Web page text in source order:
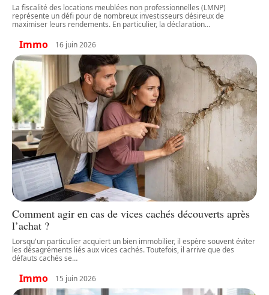
La fiscalité des locations meublées non professionnelles (LMNP)
représente un défi pour de nombreux investisseurs désireux de
maximiser leurs rendements. En particulier, la déclaration…
Immo 16 juin 2026
Comment agir en cas de vices cachés découverts après
l’achat ?
Lorsqu'un particulier acquiert un bien immobilier, il espère souvent éviter
les désagréments liés aux vices cachés. Toutefois, il arrive que des
défauts cachés se…
Immo 15 juin 2026